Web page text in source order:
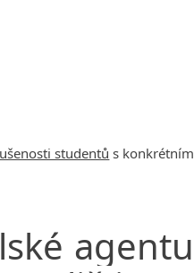
studentů s